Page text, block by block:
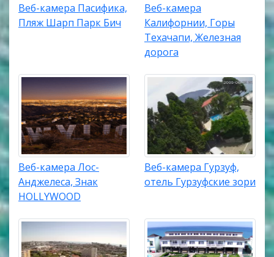
Веб-камера Пасифика,
Пляж Шарп Парк Бич
Веб-камера
Калифорнии, Горы
Техачапи, Железная
дорога
Веб-камера Лос-
Анджелеса, Знак
HOLLYWOOD
Веб-камера Гурзуф,
отель Гурзуфские зори